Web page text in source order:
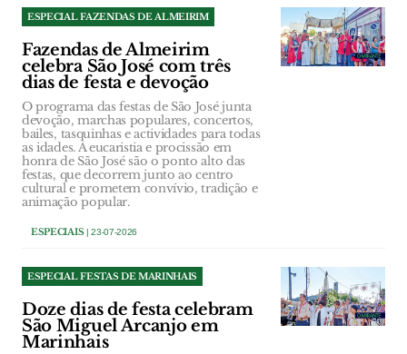
ESPECIAL FAZENDAS DE ALMEIRIM
Fazendas de Almeirim
celebra São José com três
dias de festa e devoção
O programa das festas de São José junta
devoção, marchas populares, concertos,
bailes, tasquinhas e actividades para todas
as idades. A eucaristia e procissão em
honra de São José são o ponto alto das
festas, que decorrem junto ao centro
cultural e prometem convívio, tradição e
animação popular.
ESPECIAIS| 23-07-2026
ESPECIAL FESTAS DE MARINHAIS
Doze dias de festa celebram
São Miguel Arcanjo em
Marinhais